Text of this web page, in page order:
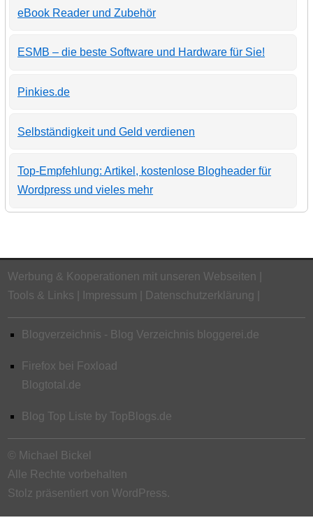
eBook Reader und Zubehör
ESMB – die beste Software und Hardware für Sie!
Pinkies.de
Selbständigkeit und Geld verdienen
Top-Empfehlung: Artikel, kostenlose Blogheader für
Wordpress und vieles mehr
Werbung & Kooperationen mit unseren Webseiten
Tools & Links
Impressum Datenschutzerklärung
Blogverzeichnis - Blog Verzeichnis bloggerei.de
Firefox bei Foxload
Blogtotal.de
Blog Top Liste by TopBlogs.de
© Michael Bickel
Alle Rechte vorbehalten
Stolz präsentiert von WordPress.